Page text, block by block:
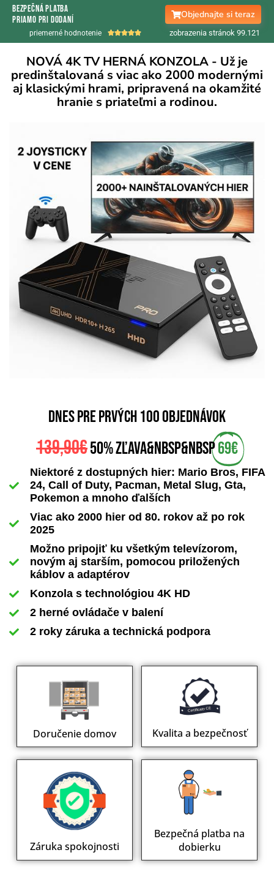
bezpečná platba
priamo pri dodaní
Objednajte si teraz
priemerné hodnotenie  zobrazenia stránok 99.122
NOVÁ 4K TV HERNÁ KONZOLA - Už je
predinštalovaná s viac ako 2000 modernými
aj klasickými hrami, pripravená na okamžité
hranie s priateľmi a rodinou.
dnes pre prvých 100 objednávok
139,90€50% zľava&nbsp&nbsp69€
Niektoré z dostupných hier: Mario Bros, FIFA
24, Call of Duty, Pacman, Metal Slug, Gta,
Pokemon a mnoho ďalších
Viac ako 2000 hier od 80. rokov až po rok
2025
Možno pripojiť ku všetkým televízorom,
novým aj starším, pomocou priložených
káblov a adaptérov
Konzola s technológiou 4K HD
2 herné ovládače v balení
2 roky záruka a technická podpora
Doručenie domov Kvalita a bezpečnosť
Záruka spokojnosti
Bezpečná platba na
dobierku